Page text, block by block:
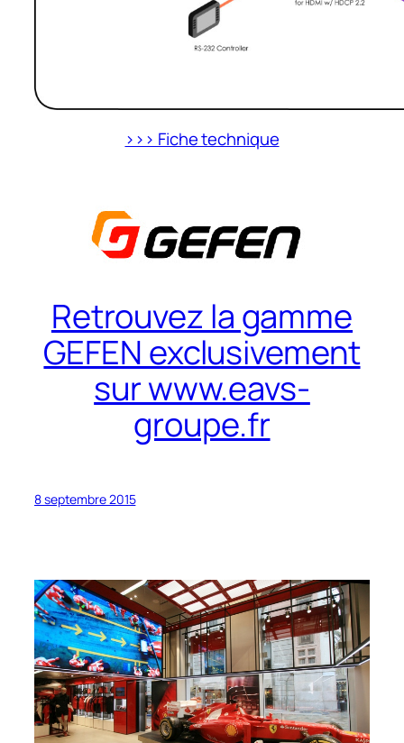
>>> Fiche technique
Retrouvez la gamme
GEFEN exclusivement
sur www.eavs-
groupe.fr
8 septembre 2015